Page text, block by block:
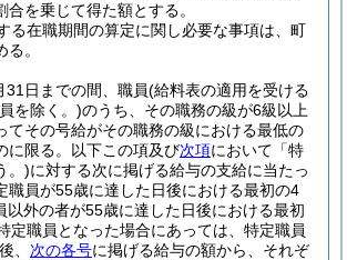
合を乗じて得た額とする。
る在職期間の算定に関し必要な事項は、町
。
31日までの間、職員(給料表の適用を受ける
を除く。)のうち、その職務の級が6級以上
てその号給がその職務の級における最低の
に限る。以下この項及び次項において「特
。)に対する次に掲げる給与の支給に当たっ
職員が55歳に達した日後における最初の4
以外の者が55歳に達した日後における最初
定職員となった場合にあっては、特定職員
、 次の各号に掲げる給与の額から、それぞ